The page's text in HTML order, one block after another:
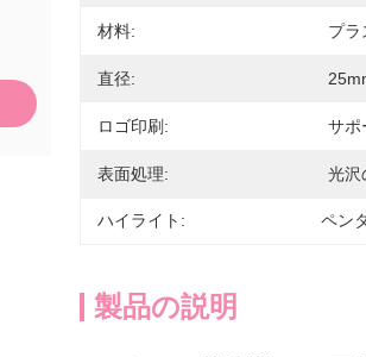
材料: プラ
直径:
ロゴ印刷: サポ
表面処理: 光沢
ハイライト: ペン
製品の説明